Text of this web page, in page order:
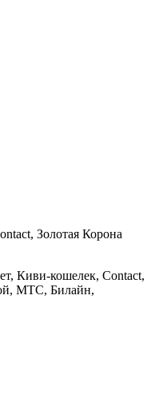
Золотая Корона
Киви-кошелек, Contact,
МТС, Билайн,